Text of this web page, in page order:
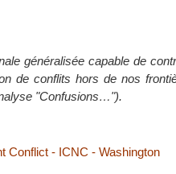
généralisée capable de
de conflits hors de nos
"Confusions…").
Conflict - ICNC - Washington